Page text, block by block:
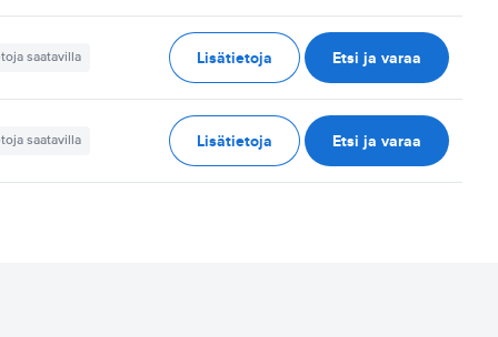
saatavilla Lisätietoja Etsi ja varaa
saatavilla Lisätietoja Etsi ja varaa